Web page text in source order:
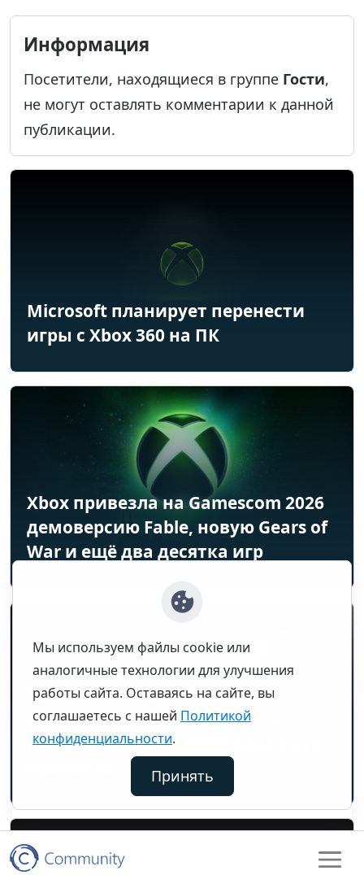
Информация
Посетители, находящиеся в группе Гости,
не могут оставлять комментарии к данной
публикации.
Microsoft планирует перенести
игры с Xbox 360 на ПК
Xbox привезла на Gamescom 2026
демоверсию Fable, новую Gears of
War и ещё два десятка игр
Технический директор Xbox
принёс извинения за сбой в
работе сервиса и рассказал о его
Мы используем файлы cookie или
аналогичные технологии для улучшения
работы сайта. Оставаясь на сайте, вы
соглашаетесь с нашей Политикой
конфиденциальности.
Принять